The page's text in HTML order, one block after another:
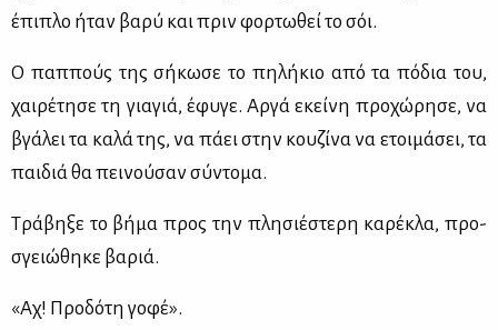
έπι­πλο ήταν βα­ρύ και πριν φορ­τω­θεί το σόι.
Ο παπ­πούς της σή­κω­σε το πη­λή­κιο από τα πό­δια του,
χαι­ρέ­τη­σε τη για­γιά, έφυ­γε. Αρ­γά εκεί­νη προ­χώ­ρη­σε, να
βγά­λει τα κα­λά της, να πά­ει στην κου­ζί­να να ετοι­μά­σει, τα
παι­διά θα πει­νού­σαν σύ­ντο­μα.
Τρά­βη­ξε το βή­μα προς την πλη­σιέ­στε­ρη κα­ρέ­κλα, προ­
σγειώ­θη­κε βα­ριά.
«Αχ! Προ­δό­τη γο­φέ».